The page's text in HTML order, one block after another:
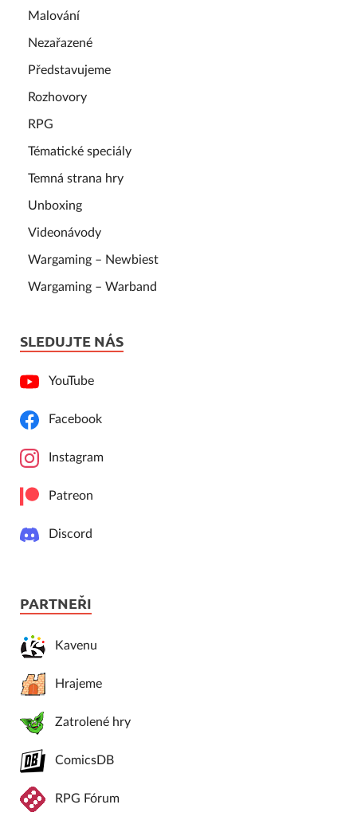
Malování
Nezařazené
Představujeme
Rozhovory
RPG
Tématické speciály
Temná strana hry
Unboxing
Videonávody
Wargaming – Newbiest
Wargaming – Warband
SLEDUJTE NÁS
YouTube
Facebook
Instagram
Patreon
Discord
PARTNEŘI
Kavenu
Hrajeme
Zatrolené hry
ComicsDB
RPG Fórum